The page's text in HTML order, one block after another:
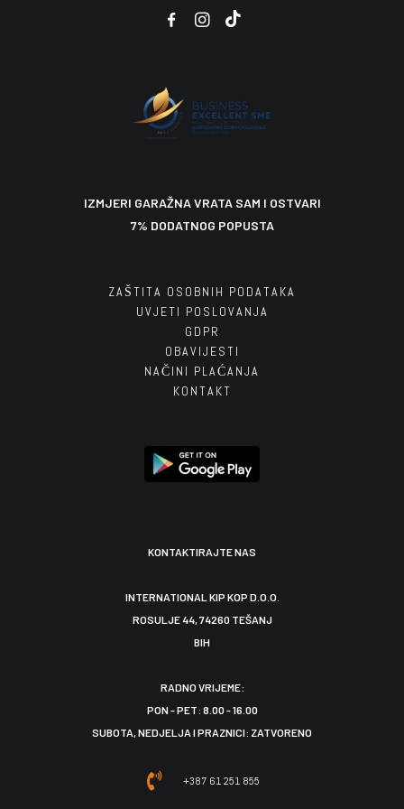
IZMJERI GARAŽNA VRATA SAM I OSTVARI
7% DODATNOG POPUSTA
ZAŠTITA OSOBNIH PODATAKA
UVJETI POSLOVANJA
GDPR
OBAVIJESTI
NAČINI PLAĆANJA
KONTAKT
KONTAKTIRAJTE NAS
INTERNATIONAL KIP KOP D.O.O.
ROSULJE 44, 74260 TEŠANJ
BIH
RADNO VRIJEME:
PON - PET: 8.00 - 16.00
SUBOTA, NEDJELJA I PRAZNICI: ZATVORENO
+387 61 251 855